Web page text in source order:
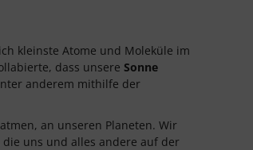
kleinste Atome und Moleküle im
dass unsere Sonne
anderem mithilfe der
an unseren Planeten. Wir
die uns und alles andere auf der